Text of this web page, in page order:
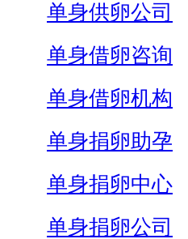
单身供卵公司
单身借卵咨询
单身借卵机构
单身捐卵助孕
单身捐卵中心
单身捐卵公司